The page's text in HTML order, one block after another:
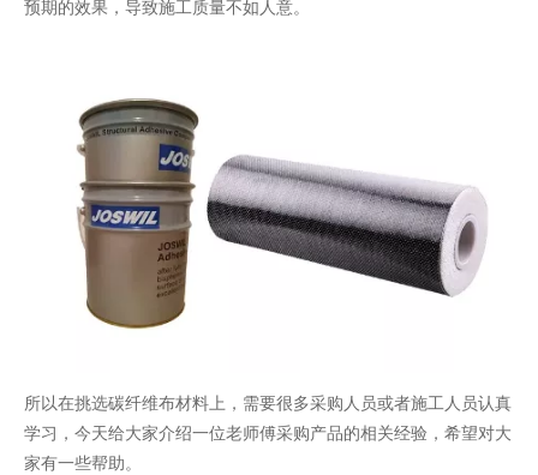
预期的效果，导致施工质量不如人意。
所以在挑选碳纤维布材料上，需要很多采购人员或者施工人员认真
学习，今天给大家介绍一位老师傅采购产品的相关经验，希望对大
家有一些帮助。